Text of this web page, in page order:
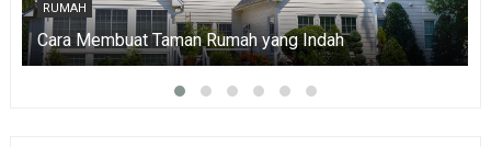
Hias
RUMAH
Cara Membuat Taman Rumah